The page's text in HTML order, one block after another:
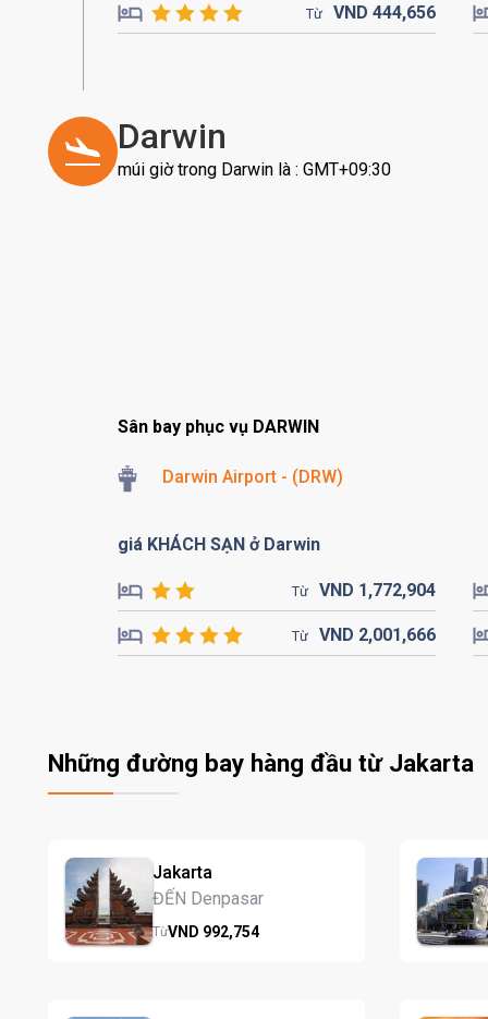
Từ VND 444,656
Darwin
múi giờ trong Darwin là : GMT+09:30
Sân bay phục vụ DARWIN
Darwin Airport - (DRW)
giá KHÁCH SẠN ở Darwin
Từ VND 1,772,904
Từ VND 2,001,666
Những đường bay hàng đầu từ Jakarta
Jakarta
ĐẾN Denpasar
TừVND 992,754